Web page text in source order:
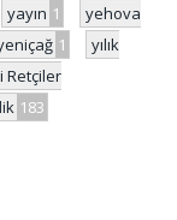
yayın 1
yehova
1
yılık
Retçiler
183